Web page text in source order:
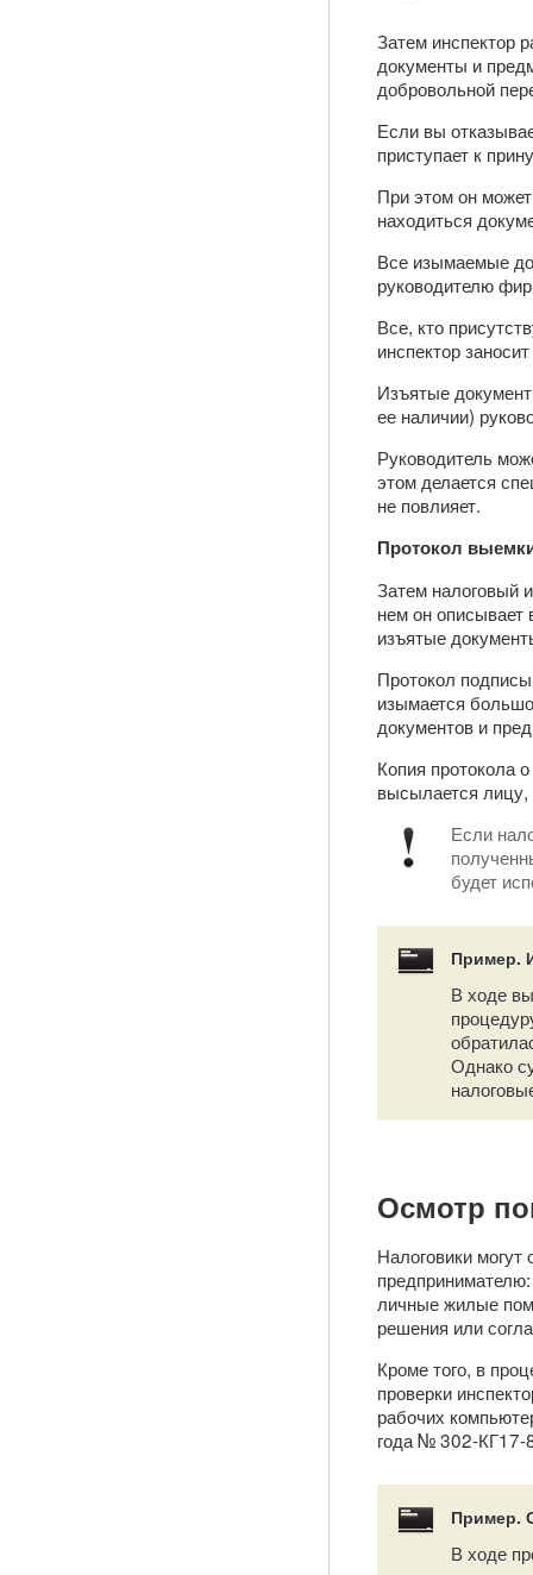
Затем инспектор
документы и
добровольной
Если вы
приступает к
При этом он
находиться
Все изымаемые
руководителю
Все, кто
инспектор
Изъятые
ее наличии)
Руководитель
этом делается
не повлияет.
Протокол
Затем налоговый
нем он описывает
изъятые
Протокол
изымается
документов и
Копия протокола
высылается
Если
будет
Пример.
В ходе
Однако
Осмотр
Налоговики
личные жилые
решения или
Кроме того, в
проверки
рабочих
года № 302-КГ17-
Пример.
В ходе